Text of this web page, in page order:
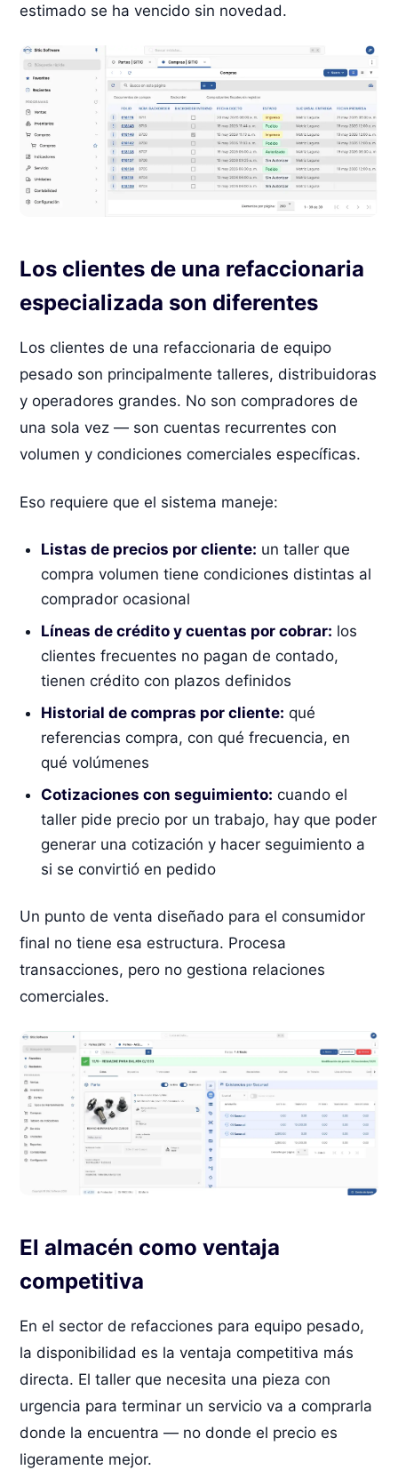
estimado se ha vencido sin novedad.
Los clientes de una refaccionaria
especializada son diferentes
Los clientes de una refaccionaria de equipo
pesado son principalmente talleres, distribuidoras
y operadores grandes. No son compradores de
una sola vez — son cuentas recurrentes con
volumen y condiciones comerciales específicas.
Eso requiere que el sistema maneje:
Listas de precios por cliente: un taller que
compra volumen tiene condiciones distintas al
comprador ocasional
Líneas de crédito y cuentas por cobrar: los
clientes frecuentes no pagan de contado,
tienen crédito con plazos definidos
Historial de compras por cliente: qué
referencias compra, con qué frecuencia, en
qué volúmenes
Cotizaciones con seguimiento: cuando el
taller pide precio por un trabajo, hay que poder
generar una cotización y hacer seguimiento a
si se convirtió en pedido
Un punto de venta diseñado para el consumidor
final no tiene esa estructura. Procesa
transacciones, pero no gestiona relaciones
comerciales.
El almacén como ventaja
competitiva
En el sector de refacciones para equipo pesado,
la disponibilidad es la ventaja competitiva más
directa. El taller que necesita una pieza con
urgencia para terminar un servicio va a comprarla
donde la encuentra — no donde el precio es
ligeramente mejor.